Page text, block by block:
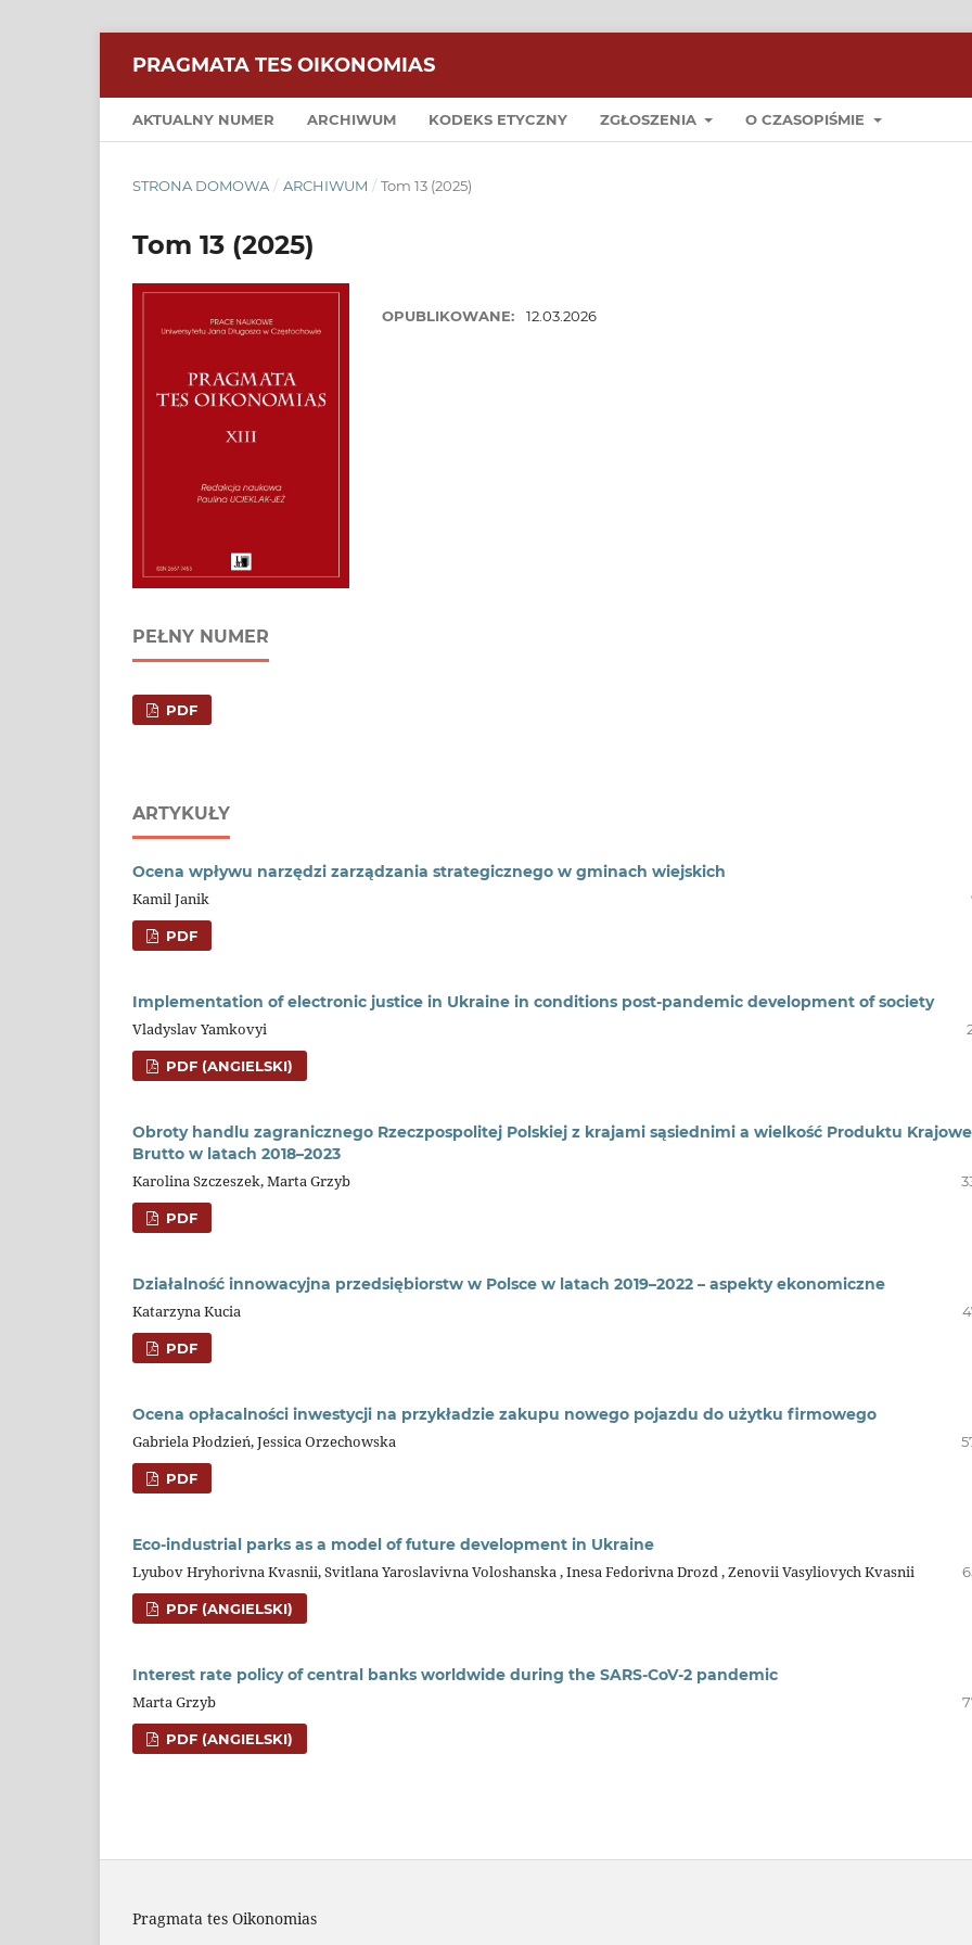
PRAGMATA TES OIKONOMIAS
AKTUALNY NUMER ARCHIWUM KODEKS ETYCZNY ZGŁOSZENIA O CZASOPIŚMIE
STRONA DOMOWA / ARCHIWUM / Tom 13 (2025)
Tom 13 (2025)
OPUBLIKOWANE: 12.03.2026
PEŁNY NUMER
PDF
ARTYKUŁY
Ocena wpływu narzędzi zarządzania strategicznego w gminach wiejskich
Kamil Janik
PDF
Implementation of electronic justice in Ukraine in conditions post-pandemic development of society
Vladyslav Yamkovyi
PDF (ANGIELSKI)
Obroty handlu zagranicznego Rzeczpospolitej Polskiej z krajami sąsiednimi a wielkość Produktu
Brutto w latach 2018–2023
Karolina Szczeszek, Marta Grzyb
PDF
Działalność innowacyjna przedsiębiorstw w Polsce w latach 2019–2022 – aspekty ekonomiczne
Katarzyna Kucia
PDF
Ocena opłacalności inwestycji na przykładzie zakupu nowego pojazdu do użytku firmowego
Gabriela Płodzień, Jessica Orzechowska
PDF
Eco-industrial parks as a model of future development in Ukraine
Lyubov Hryhorivna Kvasnii, Svitlana Yaroslavivna Voloshanska , Inesa Fedorivna Drozd , Zenovii Vasyliovych Kvasnii
PDF (ANGIELSKI)
Interest rate policy of central banks worldwide during the SARS-CoV-2 pandemic
Marta Grzyb
PDF (ANGIELSKI)
Pragmata tes Oikonomias